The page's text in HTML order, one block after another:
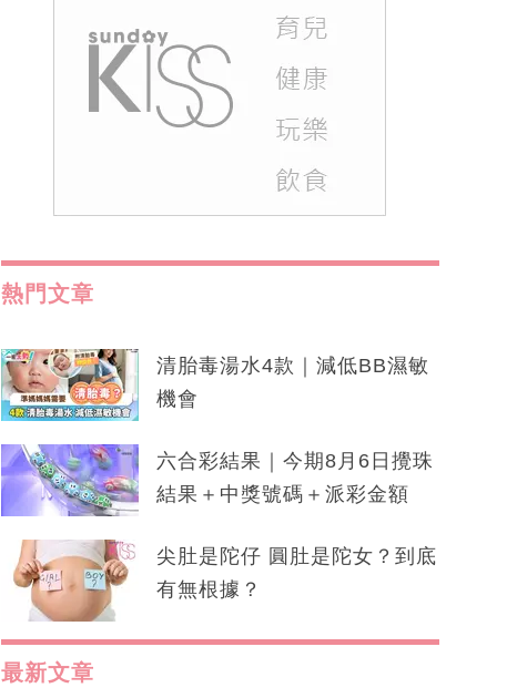
熱門文章
清胎毒湯水4款｜減低BB濕敏
機會
六合彩結果｜今期8月6日攪珠
結果＋中獎號碼＋派彩金額
尖肚是陀仔 圓肚是陀女？到底
有無根據？
最新文章